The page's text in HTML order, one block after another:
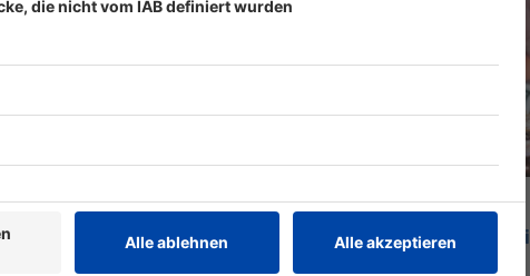
Kinder essen sie: In
Produkten ist
Studie über Essen in
Bayern: Was kommt bei